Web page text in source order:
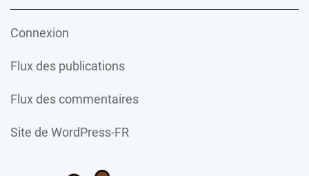
Connexion
Flux des publications
Flux des commentaires
Site de WordPress-FR